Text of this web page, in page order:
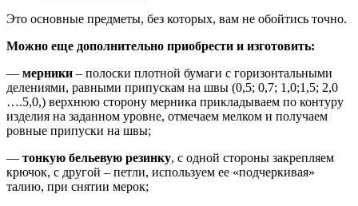
Это основные предметы, без которых, вам не обойтись точно.
Можно еще дополнительно приобрести и изготовить:
— мерники – полоски плотной бумаги с горизонтальными
делениями, равными припускам на швы (0,5; 0,7; 1,0;1,5; 2,0
….5,0,) верхнюю сторону мерника прикладываем по контуру
изделия на заданном уровне, отмечаем мелком и получаем
ровные припуски на швы;
— тонкую бельевую резинку, с одной стороны закрепляем
крючок, с другой – петли, используем ее «подчеркивая»
талию, при снятии мерок;